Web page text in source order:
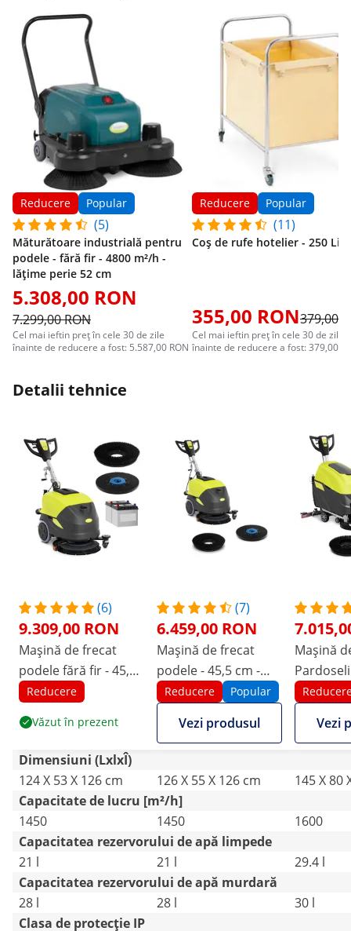
Reducere Popular
(5)
Măturătoare industrială pentru
podele - fără fir - 4800 m²/h -
lățime perie 52 cm
5.308,00 RON
7.299,00 RON
Cel mai ieftin preț în cele 30 de zile
înainte de reducere a fost: 5.587,00 RON
Reducere Popular
(11)
Coș de rufe hotelier - 250
355,00 RON379,00
Cel mai ieftin preț în cele 30 de zile
înainte de reducere a fost: 379,00
Detalii tehnice
(6)
9.309,00 RON
Mașină de frecat
podele fără fir - 45,7
cm - 1.450 m2/oră
Reducere
Văzut în prezent
(7)
6.459,00 RON
Mașină de frecat
podele - 45,5 cm -
1.450 m²/h
Reducere Popular
Vezi produsul
Mașină
1,600
Vezi
Dimensiuni (LxlxÎ)
124 X 53 X 126 cm
126 X 55 X 126 cm
145 X 80
Capacitate de lucru [m²/h]
1450
1450
1600
Capacitatea rezervorului de apă limpede
21 l
21 l
29.4 l
Capacitatea rezervorului de apă murdară
28 l
28 l
30 l
Clasa de protecție IP